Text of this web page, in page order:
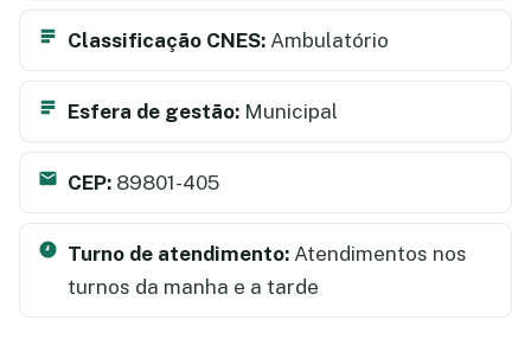
Classificação CNES: Ambulatório
Esfera de gestão: Municipal
CEP: 89801-405
Turno de atendimento: Atendimentos nos
turnos da manha e a tarde